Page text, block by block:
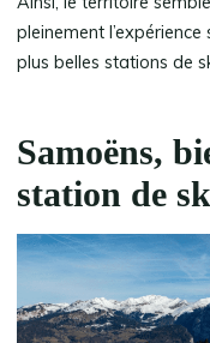
pleinement
plus belles stations de
Samoëns,
station de